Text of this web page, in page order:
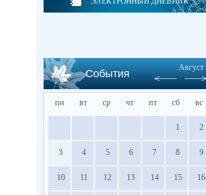
События
Август
пн вт ср чт пт сб вс
1 2
3 4 5 6 7 8 9
10 11 12 13 14 15 16